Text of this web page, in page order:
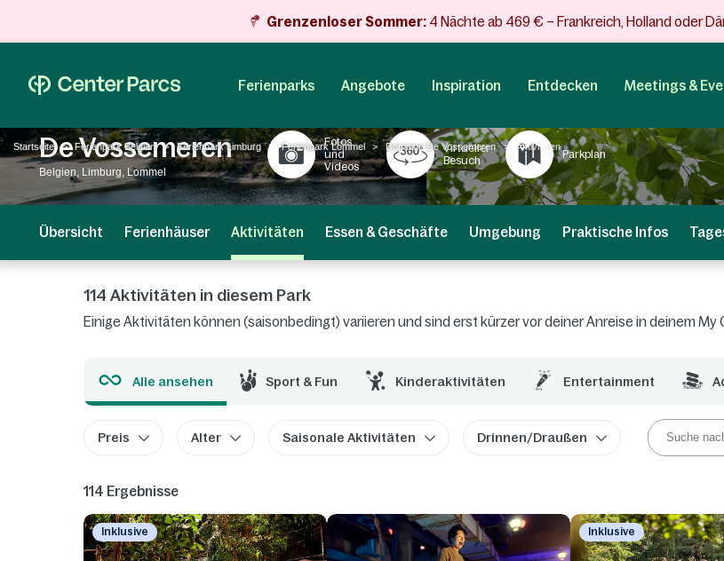
Grenzenloser Sommer: 4 Nächte ab 469 € – Frankreich, Holland oder
Ferienparks Angebote Inspiration Entdecken Meetings &
Startseite Ferienpark Belgien Ferienpark Limburg Ferienpark Lommel Domaine De Vossemeren Aktivitäten
De Vossemeren
Belgien, Limburg, Lommel
Fotos
und
Videos
Virtueller
Besuch
Parkplan
Übersicht Ferienhäuser Aktivitäten Essen & Geschäfte Umgebung Praktische Infos
114 Aktivitäten in diesem Park
Einige Aktivitäten können (saisonbedingt) variieren und sind erst kürzer vor deiner Anreise in deinem My
Alle ansehen Sport & Fun Kinderaktivitäten Entertainment
Preis Alter Saisonale Aktivitäten Drinnen/Draußen
114 Ergebnisse
Inklusive Inklusive